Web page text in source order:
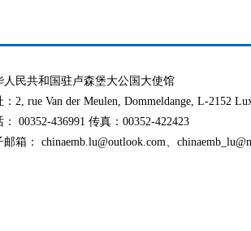
人民共和国驻卢森堡大公国大使馆
：2, rue Van der Meulen, Dommeldange, L-2152
： 00352-436991 传真：00352-422423
邮箱： chinaemb.lu@outlook.com、